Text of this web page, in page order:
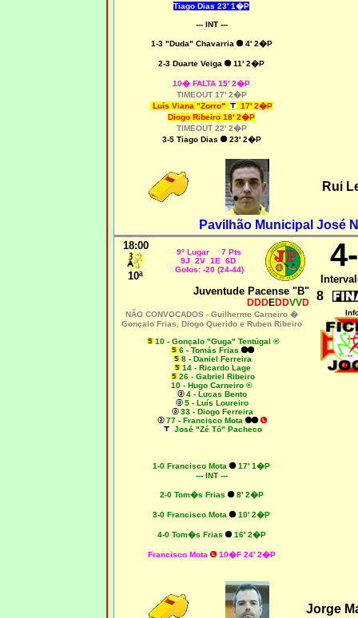
Tiago Dias 23' 1�P
--- INT ---
1-3 "Duda" Chavarria 4' 2�P
2-3 Duarte Veiga 11' 2�P
10� FALTA 15' 2�P
TIMEOUT 17' 2�P
Luís Viana "Zorro"
17' 2�P
Diogo Ribeiro 18' 2�P
TIMEOUT 22' 2�P
3-5 Tiago Dias
23' 2�P
Rui
Pavilhão Municipal José
18:00
10ª
9º Lugar 7 Pts
9J 2V 1E 6D
Golos: -20 (24-44)
Juventude Pacense "B"
DDDEDDVVD 8
NÃO CONVOCADOS - Guilherme Carneiro �
Gonçalo Frias, Diogo Querido e Ruben Ribeiro
10 - Gonçalo "Guga" Tentúgal ®
6 - Tomás Frias
8 - Daniel Ferreira
14 - Ricardo Lage
26 - Gabriel Ribeiro
10 - Hugo Carneiro ®
4 - Lucas Bento
5 - Luís Loureiro
33 - Diogo Ferreira
77 - Francisco Mota
José "Zé Tó" Pacheco
1-0 Francisco Mota
17' 1�P
--- INT ---
2-0 Tom�s Frias 8' 2�P
3-0 Francisco Mota 10' 2�P
4-0 Tom�s Frias 16' 2�P
Francisco Mota 10�F 24' 2�P
Jorge